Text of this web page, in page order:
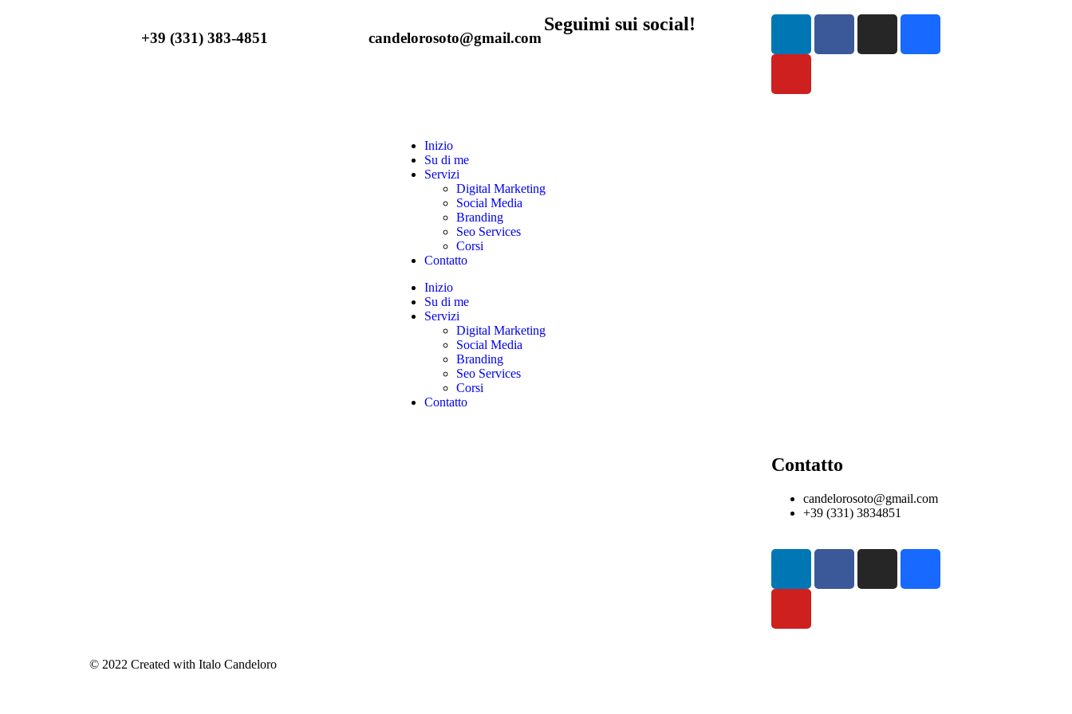
+39 (331) 383-4851 candelorosoto@gmail.com
Seguimi sui social!
Inizio
Su di me
Servizi
Digital Marketing
Social Media
Branding
Seo Services
Corsi
Contatto
Inizio
Su di me
Servizi
Digital Marketing
Social Media
Branding
Seo Services
Corsi
Contatto
Contatto
candelorosoto@gmail.com
+39 (331) 3834851
© 2022 Created with Italo Candeloro